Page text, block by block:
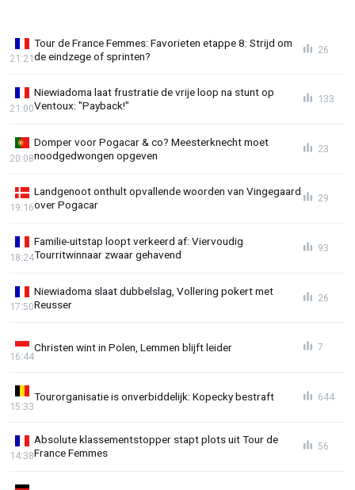
Tour de France Femmes: Favorieten etappe 8: Strijd om
de eindzege of sprinten?
21:21
26
Niewiadoma laat frustratie de vrije loop na stunt op
Ventoux: "Payback!"
21:00
133
Domper voor Pogacar & co? Meesterknecht moet
noodgedwongen opgeven
20:08
23
Landgenoot onthult opvallende woorden van Vingegaard
over Pogacar
19:16
29
Familie-uitstap loopt verkeerd af: Viervoudig
Tourritwinnaar zwaar gehavend
18:24
93
Niewiadoma slaat dubbelslag, Vollering pokert met
Reusser
17:50
26
Christen wint in Polen, Lemmen blijft leider
16:44
7
Tourorganisatie is onverbiddelijk: Kopecky bestraft
15:33
644
Absolute klassementstopper stapt plots uit Tour de
France Femmes
14:38
56